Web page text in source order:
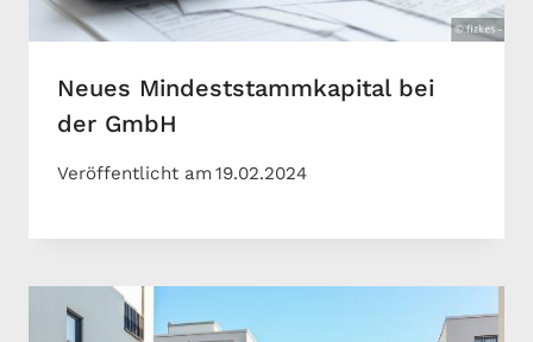
Neues Mindeststammkapital bei
der GmbH
Veröffentlicht am19.02.2024